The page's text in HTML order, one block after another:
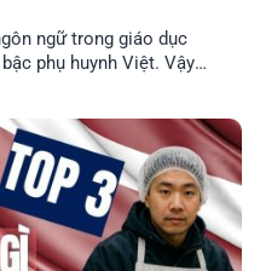
ngữ trong giáo dục
phụ huynh Việt. Vậy